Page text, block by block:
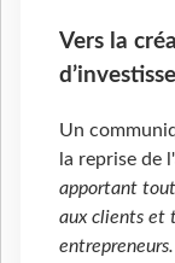
Vers la
Un
la reprise de
apportant
aux clients et